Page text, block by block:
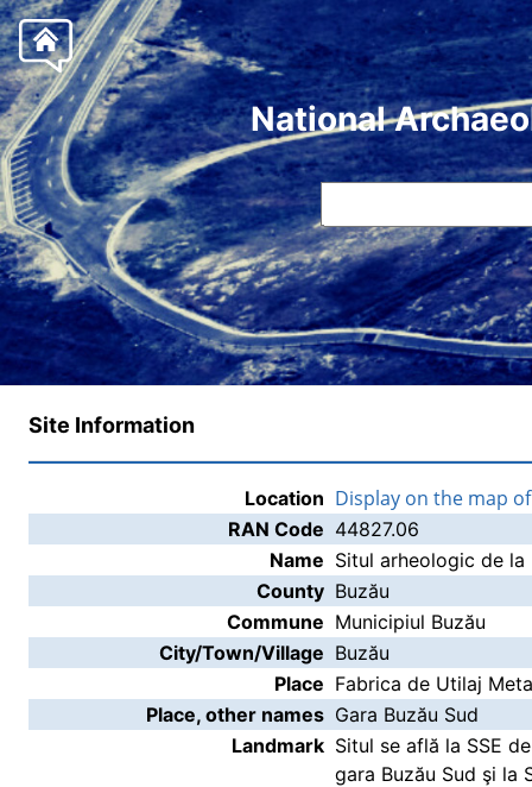
National
Site Information
Location Display on the map
RAN Code 44827.06
Name Situl arheologic de
County Buzău
Commune Municipiul Buzău
City/Town/Village Buzău
Place Fabrica de Utilaj
Place, other names Gara Buzău Sud
Landmark Situl se află la SSE
gara Buzău Sud şi la